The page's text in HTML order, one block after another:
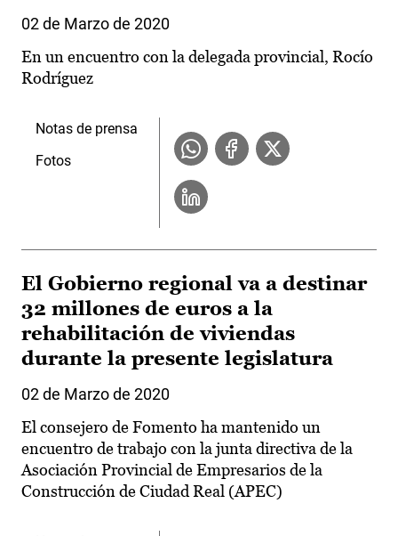
02 de Marzo de 2020
En un encuentro con la delegada provincial, Rocío
Rodríguez
Notas de prensa
Fotos
El Gobierno regional va a destinar
32 millones de euros a la
rehabilitación de viviendas
durante la presente legislatura
02 de Marzo de 2020
El consejero de Fomento ha mantenido un
encuentro de trabajo con la junta directiva de la
Asociación Provincial de Empresarios de la
Construcción de Ciudad Real (APEC)